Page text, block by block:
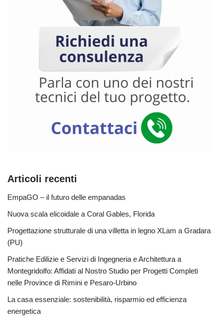
Articoli recenti
EmpaGO – il futuro delle empanadas
Nuova scala elicoidale a Coral Gables, Florida
Progettazione strutturale di una villetta in legno XLam a Gradara
(PU)
Pratiche Edilizie e Servizi di Ingegneria e Architettura a
Montegridolfo: Affidati al Nostro Studio per Progetti Completi
nelle Province di Rimini e Pesaro-Urbino
La casa essenziale: sostenibilità, risparmio ed efficienza
energetica